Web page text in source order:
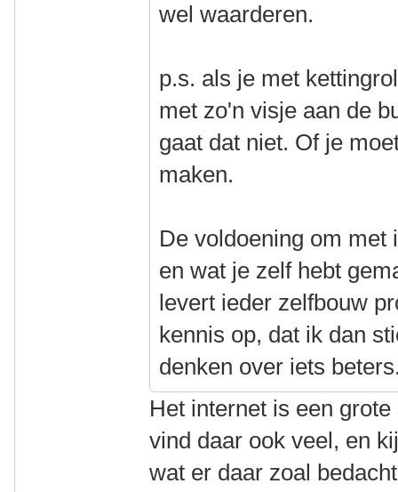
wel waarderen.
p.s. als je met
met zo'n visje aan de
gaat dat niet. Of je
maken.
De voldoening om met
en wat je zelf hebt
levert ieder zelfbouw
kennis op, dat ik dan
denken over iets
Het internet is een
vind daar ook veel, en
wat er daar zoal